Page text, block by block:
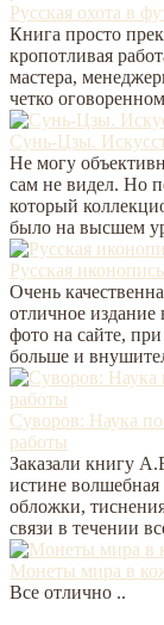
Русская охота в
Книга просто
кропотливая
мастера,
четко
Сунь-Цзы.
Не могу
сам не видел. Но
который
было на высшем
Русская
Очень
отличное
фото на сайте,
больше и
Суворов: Наука
работы
Заказали книгу
истине волшебная
обложки,
связи в течении
Монеты мира в
Все отлично ..